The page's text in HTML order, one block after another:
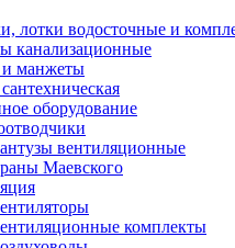
лотки водосточные и
канализационные
и манжеты
оборудование
вентиляционные
Маевского
комплекты